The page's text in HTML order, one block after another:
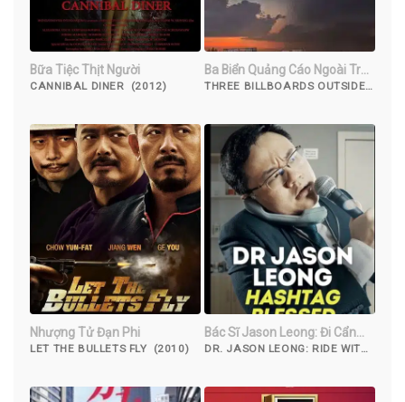
Bữa Tiệc Thịt Người
CANNIBAL DINER (2012)
Ba Biển Quảng Cáo Ngoài Trời
ở Missouri
THREE BILLBOARDS OUTSIDE
Nhượng Tử Đạn Phi
LET THE BULLETS FLY (2010)
Bác Sĩ Jason Leong: Đi Cẩn
Thận
DR. JASON LEONG: RIDE WITH